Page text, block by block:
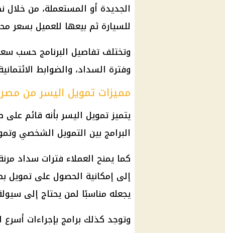
الجديدة أو المستعملة، من خلال
للسيارة ثم بيعها للعميل بسعر
وتختلف تفاصيل البرنامج حسب
وفترة السداد، والضوابط
مميزات تمويل اليسر من
يتميز تمويل اليسر بأنه قائم
البرامج بين التمويل الشخصي
كما يمنح العملاء فترات سداد
إلى إمكانية الحصول على تمويل
يجعله مناسبًا لمن يحتاج إلى
وتوجد كذلك برامج بإجراءات